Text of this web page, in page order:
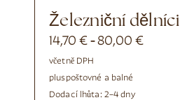
Železniční dělníci
14,70€ -80,00€
včetně DPH
pluspoštovné a balné
Dodací lhůta: 2–4 dny